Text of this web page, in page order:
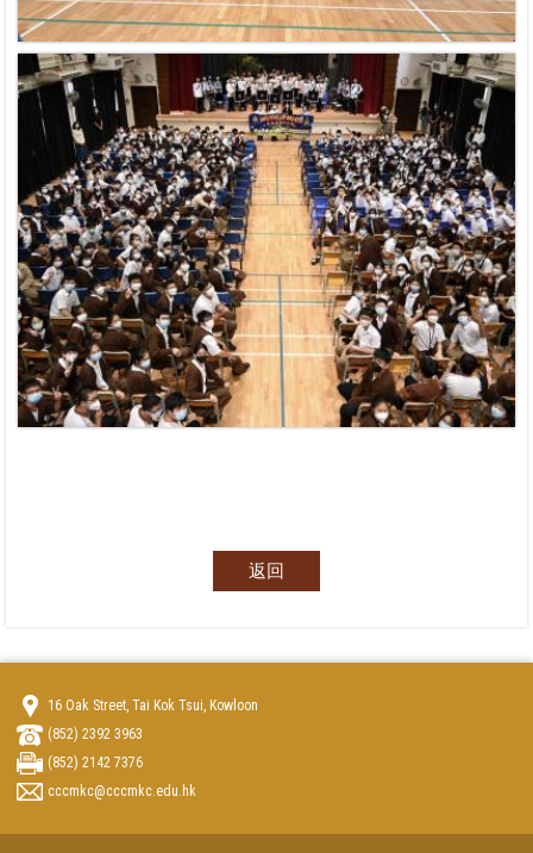
返回
16 Oak Street, Tai Kok Tsui, Kowloon
(852) 2392 3963
(852) 2142 7376
cccmkc@cccmkc.edu.hk